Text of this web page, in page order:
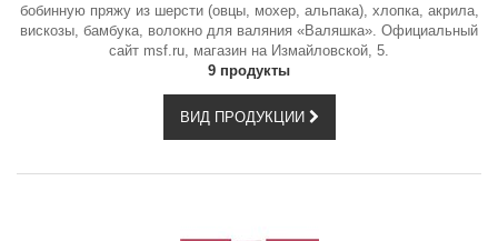
бобинную пряжу из шерсти (овцы, мохер, альпака), хлопка, акрила,
вискозы, бамбука, волокно для валяния «Валяшка». Официальный
сайт msf.ru, магазин на Измайловской, 5.
9 продукты
ВИД ПРОДУКЦИИ